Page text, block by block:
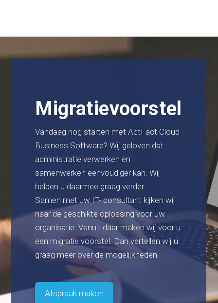
Migratievoorstel
Vandaag nog starten met ActFact Cloud
Business Software? Wij geloven dat
administratie verwerken en
samenwerken eenvoudiger kan. Wij
helpen u daarmee graag verder.
Samen met uw IT- consultant kijken wij
naar de geschikte oplossing voor uw
organisatie. Vanuit daar maken wij voor u
een migratie voorstel. Dan vertellen wij u
graag meer over de mogelijkheden.
Afspraak maken